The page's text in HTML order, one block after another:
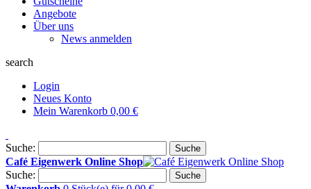
Angebote
Über uns
News anmelden
search
Login
Neues Konto
Mein Warenkorb 0,00 €
Suche: Suche
Café Eigenwerk Online Shop
Suche:
Suche